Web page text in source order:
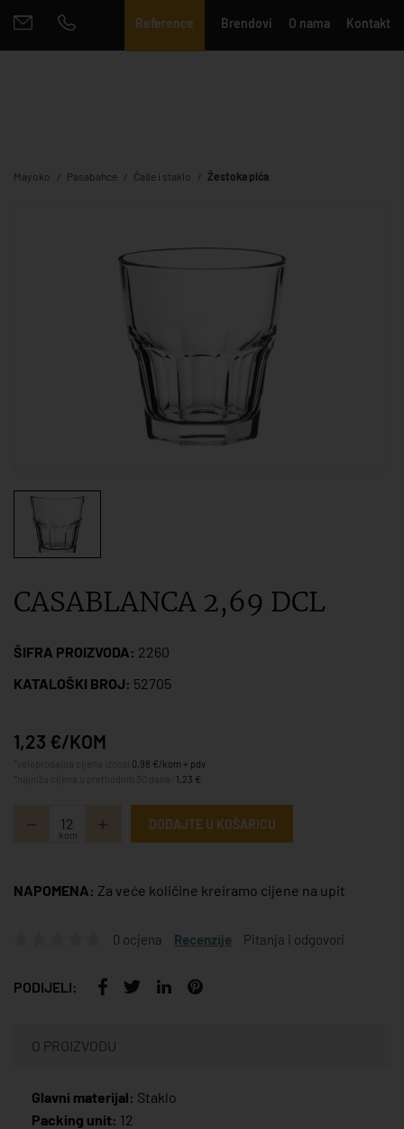
Reference Brendovi O nama Kontakt
Mayoko Pasabahce Čaše i staklo Žestoka pića
CASABLANCA 2,69 DCL
ŠIFRA PROIZVODA: 2260
KATALOŠKI BROJ: 52705
1,23 €/KOM
0,98 €/kom + pdv
1,23 €
kom
DODAJTE U KOŠARICU
NAPOMENA: Za veće količine kreiramo cijene na upit
0 ocjena Recenzije Pitanja i odgovori
PODIJELI:
O PROIZVODU
Glavni materijal: Staklo
Packing unit: 12